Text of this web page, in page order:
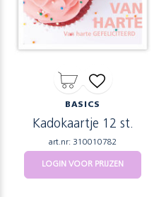
BASICS
Kadokaartje 12 st.
art.nr: 310010782
LOGIN VOOR PRIJZEN